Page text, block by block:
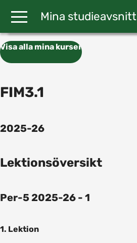
Mina studieavsnitt
Visa alla mina kurser
FIM3.1
2025-26
Lektionsöversikt
Per-5 2025-26 - 1
1. Lektion